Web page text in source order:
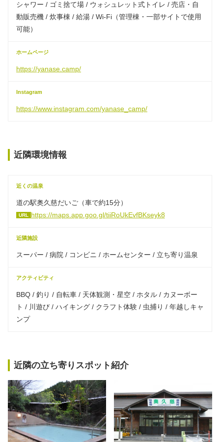
シャワー / ゴミ捨て場 / ウォシュレット式トイレ / 売店・自
動販売機 / 炊事棟 / 給湯 / Wi-Fi（管理棟・一部サイトで使用
可能）
ホームページ
https://yanase.camp/
Instagram
https://www.instagram.com/yanase_camp/
近隣環境情報
近くの温泉
道の駅奥久慈だいご（車で約15分）
URL https://maps.app.goo.gl/tiiRoUkEvfBKseyk8
近隣施設
スーパー / 病院 / コンビニ / ホームセンター / 立ち寄り温泉
アクティビティ
BBQ / 釣り / 自転車 / 天体観測・星空 / ホタル / カヌーボー
ト / 川遊び / ハイキング / クラフト体験 / 虫捕り / 年越しキャ
ンプ
近隣の立ち寄りスポット紹介